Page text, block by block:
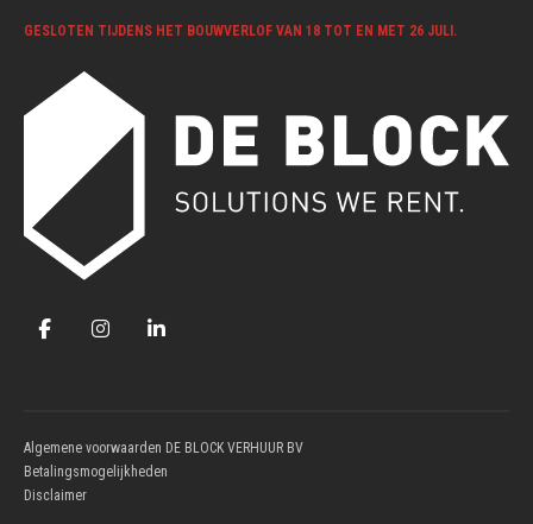
GESLOTEN TIJDENS HET BOUWVERLOF VAN 18 TOT EN MET 26 JULI.
Algemene voorwaarden DE BLOCK VERHUUR BV
Betalingsmogelijkheden
Disclaimer